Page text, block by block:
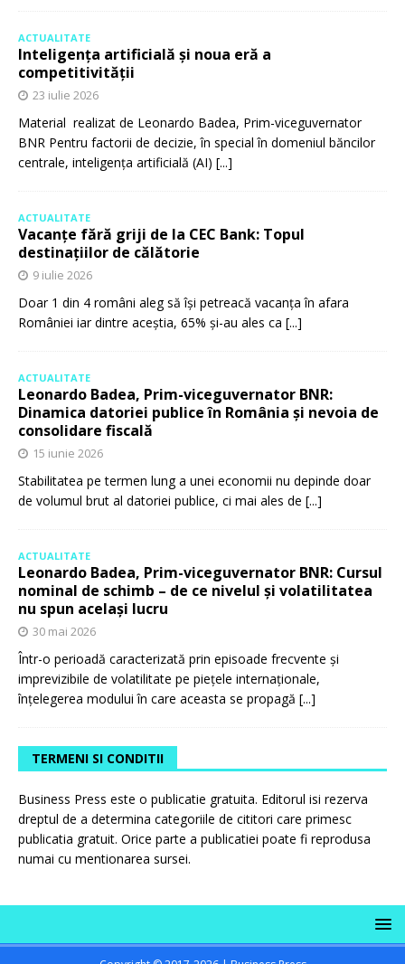
ACTUALITATE
Inteligența artificială și noua eră a
competitivității
23 iulie 2026
Material realizat de Leonardo Badea, Prim-viceguvernator
BNR Pentru factorii de decizie, în special în domeniul băncilor
centrale, inteligența artificială (AI) [...]
ACTUALITATE
Vacanțe fără griji de la CEC Bank: Topul
destinațiilor de călătorie
9 iulie 2026
Doar 1 din 4 români aleg să își petreacă vacanța în afara
României iar dintre aceștia, 65% și-au ales ca [...]
ACTUALITATE
Leonardo Badea, Prim-viceguvernator BNR:
Dinamica datoriei publice în România și nevoia de
consolidare fiscală
15 iunie 2026
Stabilitatea pe termen lung a unei economii nu depinde doar
de volumul brut al datoriei publice, ci mai ales de [...]
ACTUALITATE
Leonardo Badea, Prim-viceguvernator BNR: Cursul
nominal de schimb – de ce nivelul și volatilitatea
nu spun același lucru
30 mai 2026
Într-o perioadă caracterizată prin episoade frecvente și
imprevizibile de volatilitate pe piețele internaționale,
înțelegerea modului în care aceasta se propagă [...]
TERMENI SI CONDITII
Business Press este o publicatie gratuita. Editorul isi rezerva
dreptul de a determina categoriile de cititori care primesc
publicatia gratuit. Orice parte a publicatiei poate fi reprodusa
numai cu mentionarea sursei.